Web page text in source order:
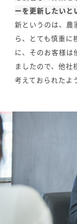
ーを更新したいと
新というのは、農
ら、とても慎重に
に、そのお客様は
ましたので、他社
考えておられたよ